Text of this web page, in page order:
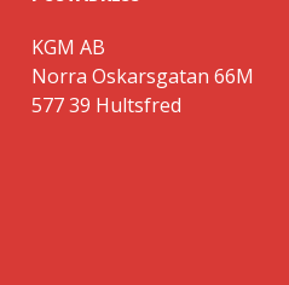
KGM AB
Norra Oskarsgatan 66M
577 39 Hultsfred